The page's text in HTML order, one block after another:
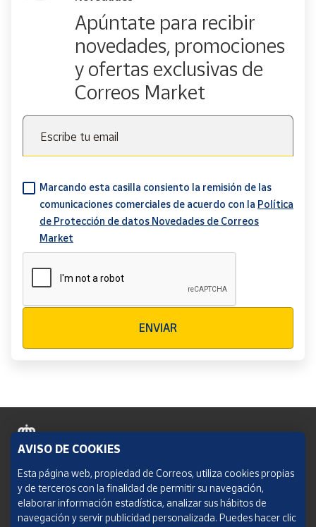
Apúntate para recibir
novedades, promociones
y ofertas exclusivas de
Correos Market
Escribe tu email
Marcando esta casilla consiento la remisión de las
comunicaciones comerciales de acuerdo con la Política
de Protección de datos Novedades de Correos
Market
ENVIAR
Política de cookies
Aviso legal
AVISO DE COOKIES
Esta página web, propiedad de Correos, utiliza cookies propias
y de terceros con la finalidad de permitir su navegación,
elaborar información estadística, analizar sus hábitos de
navegación y servir publicidad personalizada. Puedes hacer clic